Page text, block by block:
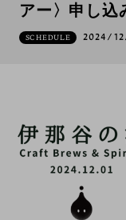
アー〉申し込
SCHEDULE 2024/